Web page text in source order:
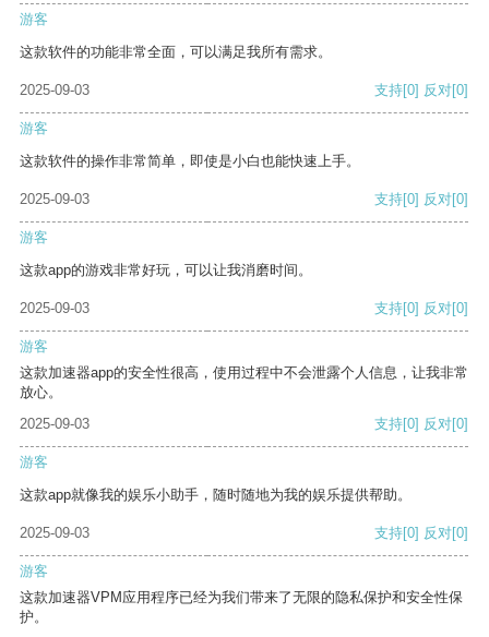
游客
这款软件的功能非常全面，可以满足我所有需求。
2025-09-03 支持[0] 反对[0]
游客
这款软件的操作非常简单，即使是小白也能快速上手。
2025-09-03 支持[0] 反对[0]
游客
这款app的游戏非常好玩，可以让我消磨时间。
2025-09-03 支持[0] 反对[0]
游客
这款加速器app的安全性很高，使用过程中不会泄露个人信息，让我非常
放心。
2025-09-03
支持[0] 反对[0]
游客
这款app就像我的娱乐小助手，随时随地为我的娱乐提供帮助。
2025-09-03 支持[0] 反对[0]
游客
这款加速器VPM应用程序已经为我们带来了无限的隐私保护和安全性保
护。